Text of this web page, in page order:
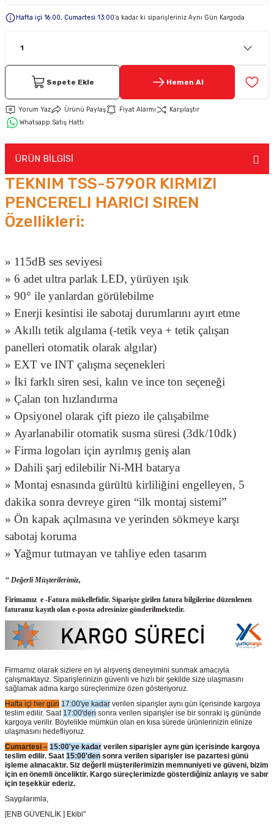
Hafta içi 16:00, Cumartesi 13:00’a kadar ki siparişleriniz Aynı Gün Kargoda
Sepete Ekle Hemen Al
Yorum Yaz Ürünü Paylaş Fiyat Alarmı
Karşılaştır
Whatsapp Satış Hattı
ÜRÜN BİLGİSİ
TEKNIM TSS-5790R KIRMIZI
PENCERELI HARICI SIREN
Özellikleri:
» 115dB ses seviyesi
» 6 adet ultra parlak LED, yürüyen ışık
» 90° ile yanlardan görülebilme
» Enerji kesintisi ile sabotaj durumlarını ayırt etme
» Akıllı tetik algılama (-tetik veya + tetik çalışan
panelleri otomatik olarak algılar)
» EXT ve INT çalışma seçenekleri
» İki farklı siren sesi, kalın ve ince ton seçeneği
» Çalan ton hızlandırma
» Opsiyonel olarak çift piezo ile çalışabilme
» Ayarlanabilir otomatik susma süresi (3dk/10dk)
» Firma logoları için ayrılmış geniş alan
» Dahili şarj edilebilir Ni-MH batarya
» Montaj esnasında gürültü kirliliğini engelleyen, 5
dakika sonra devreye giren “ilk montaj sistemi”
» Ön kapak açılmasına ve yerinden sökmeye karşı
sabotaj koruma
» Yağmur tutmayan ve tahliye eden tasarım
‘‘ Değerli Müşterilerimiz,
Firimamız e -Fatura mükellefidir. Siparişte girilen fatura bilgilerine düzenlenen
faturanız kayıtlı olan e-posta adresinize gönderilmektedir.
Firmamız olarak sizlere en iyi alışveriş deneyimini sunmak amacıyla
çalışmaktayız. Siparişlerinizin güvenli ve hızlı bir şekilde size ulaşmasını
sağlamak adına kargo süreçlerimize özen gösteriyoruz.
Hafta içi her gün 17:00'ye kadar verilen siparişler aynı gün içerisinde kargoya
teslim edilir. Saat 17:00'den sonra verilen siparişler ise bir sonraki iş gününde
kargoya verilir. Böylelikle mümkün olan en kısa sürede ürünlerinizin elinize
ulaşmasını hedefliyoruz.
Cumartesi – 15:00'ye kadar verilen siparişler aynı gün içerisinde kargoya
teslim edilir. Saat 15:00'den sonra verilen siparişler ise pazartesi günü
işleme alınacaktır. Siz değerli müşterilerimizin memnuniyeti ve güveni, bizim
için en önemli önceliktir. Kargo süreçlerimizde gösterdiğiniz anlayış ve sabır
için teşekkür ederiz.
Saygılarımla,
[ENB GÜVENLİK ] Ekibi"